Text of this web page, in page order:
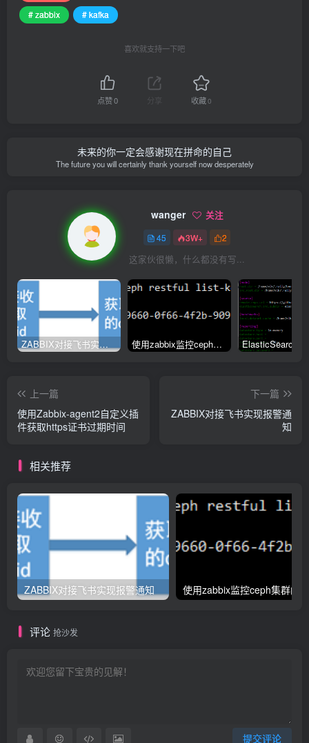
# zabbix
# kafka
喜欢就支持一下吧
点赞0 分享 收藏0
未来的你一定会感谢现在拼命的自己
The future you will certainly thank yourself now desperately
wanger 关注
45 3W+ 2
这家伙很懒，什么都没有写...
ZABBIX对接飞书实现报警通知 使用zabbix监控ceph集群的三种方式
上一篇
使用Zabbix-agent2自定义插
件获取https证书过期时间
下一篇
ZABBIX对接飞书实现报警通
知
相关推荐
ZABBIX对接飞书实现报警通知
评论 抢沙发
提交评论